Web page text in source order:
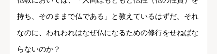
持ち、そのままで仏である」と教えているはずだ。それ
なのに、われわれはなぜ仏になるための修行をせねばな
らないのか？